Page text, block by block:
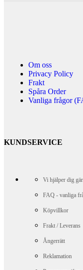
Om oss
Privacy Policy
Frakt
Spåra Order
Vanliga frågor
KUNDSERVICE
Vi hjälper dig
FAQ - vanliga
Köpvillkor
Frakt / Leverans
Ångerrätt
Reklamation